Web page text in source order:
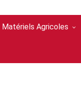
Matériels Agricoles